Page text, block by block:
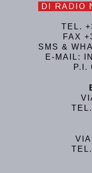
DI RADIO
TEL.
FAX
SMS &
E-MAIL:
P.I.